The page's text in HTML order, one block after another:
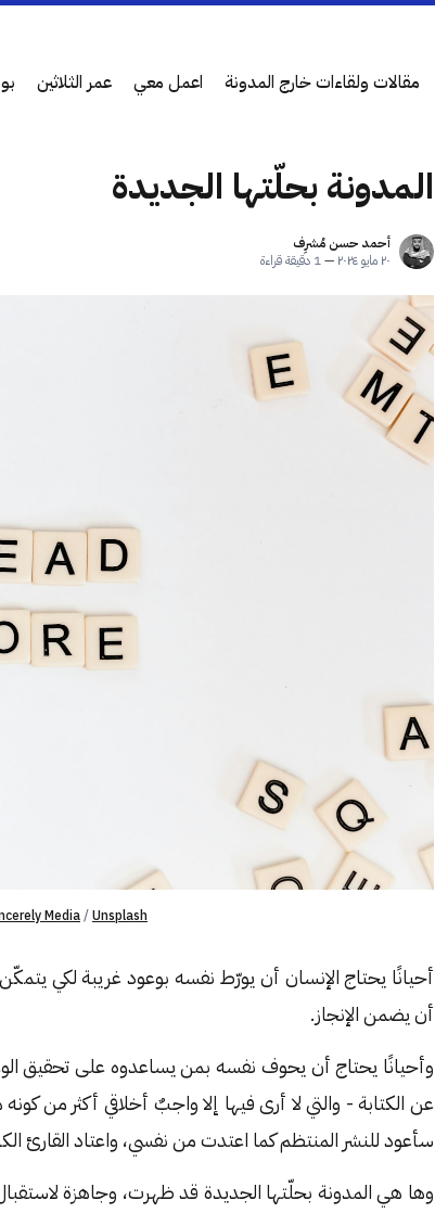
مقالات ولقاءات خارج المدونة اعمل معي عمر الثلاثين
المدونة بحلّتها الجديدة
أحمد حسن مُشرِف
٢٠ مايو ٢٠٢٤
—1 دقيقة قراءة
Media / Unsplash
أحيانًا يحتاج الإنسان أن يورّط نفسه بوعود غريبة لكي
أن يضمن الإنجاز.
وأحيانًا يحتاج أن يحوف نفسه بمن يساعدوه على تحقيق
عن الكتابة - والتي لا أرى فيها إلا واجبٌ أخلاقي أكثر من
سأعود للنشر المنتظم كما اعتدت من نفسي، واعتاد القارئ
وها هي المدونة بحلّتها الجديدة قد ظهرت، وجاهزة